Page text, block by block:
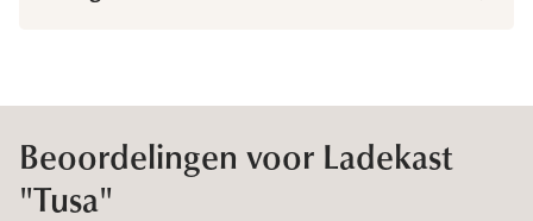
Beoordelingen voor Ladekast
"Tusa"